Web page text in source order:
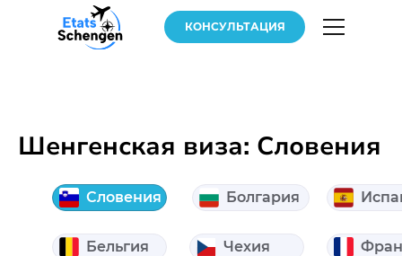
КОНСУЛЬТАЦИЯ
Шенгенская виза: Словения
Чехия
Словения Болгария
Бельгия